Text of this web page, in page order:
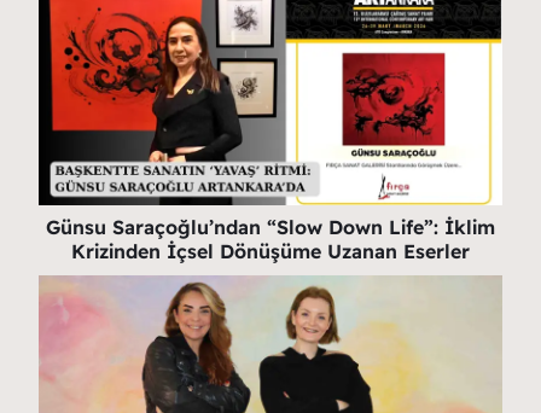
Günsu Saraçoğlu’ndan “Slow Down Life”: İklim
Krizinden İçsel Dönüşüme Uzanan Eserler